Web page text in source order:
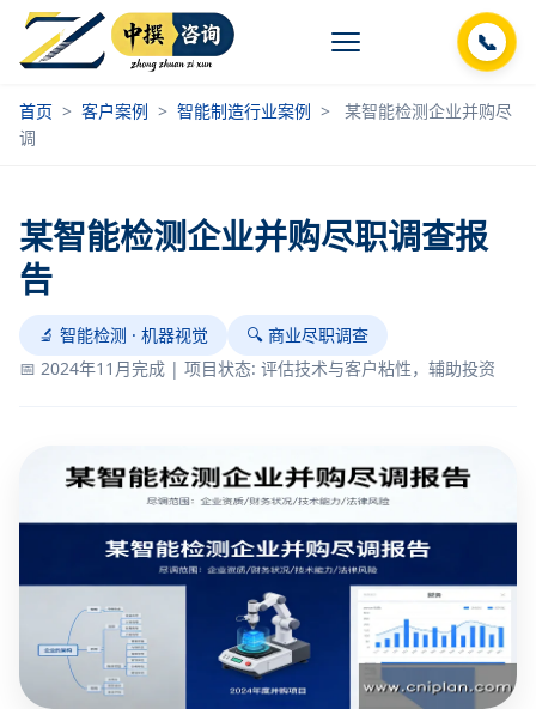
📞
首页 > 客户案例 > 智能制造行业案例 >
某智能检测企业并购尽
调
某智能检测企业并购尽职调查报
告
🔬 智能检测 · 机器视觉
🔍 商业尽职调查
📅 2024年11月完成 | 项目状态: 评估技术与客户粘性，辅助投资